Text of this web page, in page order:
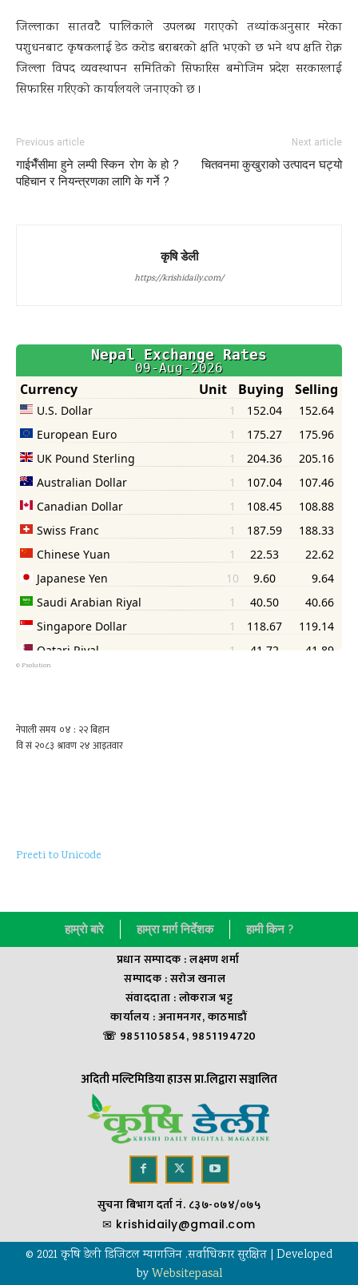
जिल्लाका सातवटै पालिकाले उपलब्ध गराएको तथ्यांकअनुसार मरेका
पशुधनबाट कृषकलाई डेढ करोड बराबरको क्षति भएको छ भने थप क्षति रोक्न
जिल्ला विपद व्यवस्थापन समितिको सिफारिस बमोजिम प्रदेश सरकारलाई
सिफारिस गरिएको कार्यालयले जनाएको छ ।
Previous article
गाईभैँसीमा हुने लम्पी स्किन रोग के हो ?
पहिचान र नियन्त्रणका लागि के गर्ने ?
Next article
चितवनमा कुखुराको उत्पादन घट्यो
कृषि डेली
https://krishidaily.com/
© Psolution
Preeti to Unicode
हाम्राे बारे हाम्रा मार्ग निर्देशक हामी किन ?
प्रधान सम्पादक : लक्ष्मण शर्मा
सम्पादक : सराेज खनाल
संवाददाता : लाेकराज भट्ट
कार्यालय : अनामनगर, काठमाडौं
☏ 9851105854, 9851194720
अदिती मल्टिमिडिया हाउस प्रा.लिद्वारा सञ्चालित
सुचना बिभाग दर्ता नं. ८३७-०७४/०७५
✉ krishidaily@gmail.com
© 2021 कृषि डेली डिजिटल म्यागजिन .सर्वाधिकार सुरक्षित | Developed
byWebsitepasal